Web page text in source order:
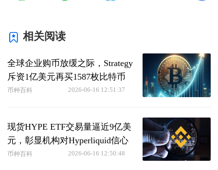
相关阅读
全球企业购币放缓之际，Strategy
斥资1亿美元再买1587枚比特币
币种百科 2026-06-16 12:51:37
现货HYPE ETF交易量逼近9亿美
元，彰显机构对Hyperliquid信心
币种百科 2026-06-16 12:50:48